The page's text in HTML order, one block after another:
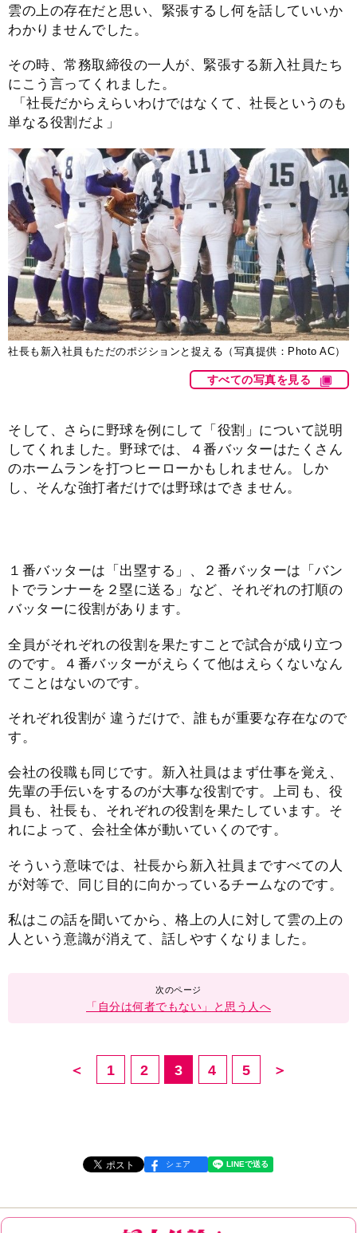
雲の上の存在だと思い、緊張するし何を話していいか
わかりませんでした。
その時、常務取締役の一人が、緊張する新入社員たち
にこう言ってくれました。
「社長だからえらいわけではなくて、社長というのも
単なる役割だよ」
社長も新入社員もただのポジションと捉える（写真提供：Photo AC）
すべての写真を見る
そして、さらに野球を例にして「役割」について説明
してくれました。野球では、４番バッターはたくさん
のホームランを打つヒーローかもしれません。しか
し、そんな強打者だけでは野球はできません。
１番バッターは「出塁する」、２番バッターは「バン
トでランナーを２塁に送る」など、それぞれの打順の
バッターに役割があります。
全員がそれぞれの役割を果たすことで試合が成り立つ
のです。４番バッターがえらくて他はえらくないなん
てことはないのです。
それぞれ役割が 違うだけで、誰もが重要な存在なので
す。
会社の役職も同じです。新入社員はまず仕事を覚え、
先輩の手伝いをするのが大事な役割です。上司も、役
員も、社長も、それぞれの役割を果たしています。そ
れによって、会社全体が動いていくのです。
そういう意味では、社長から新入社員まですべての人
が対等で、同じ目的に向かっているチームなのです。
私はこの話を聞いてから、格上の人に対して雲の上の
人という意識が消えて、話しやすくなりました。
「自分は何者でもない」と思う人へ
＜ 1 2 3 4 5 ＞
シェア